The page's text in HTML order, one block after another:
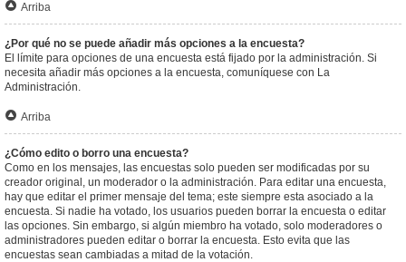
Arriba
¿Por qué no se puede añadir más opciones a la encuesta?
El límite para opciones de una encuesta está fijado por la administración. Si
necesita añadir más opciones a la encuesta, comuníquese con La
Administración.
Arriba
¿Cómo edito o borro una encuesta?
Como en los mensajes, las encuestas solo pueden ser modificadas por su
creador original, un moderador o la administración. Para editar una encuesta,
hay que editar el primer mensaje del tema; este siempre esta asociado a la
encuesta. Si nadie ha votado, los usuarios pueden borrar la encuesta o editar
las opciones. Sin embargo, si algún miembro ha votado, solo moderadores o
administradores pueden editar o borrar la encuesta. Esto evita que las
encuestas sean cambiadas a mitad de la votación.